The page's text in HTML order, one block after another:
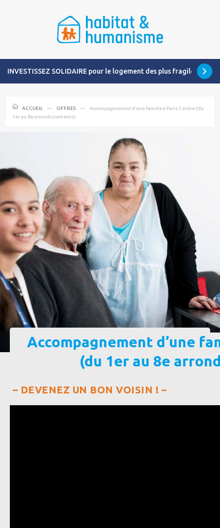
INVESTISSEZ SOLIDAIRE pour le logement des plus fragiles
ACCUEIL OFFRES
Accompagnement d’une famille à Paris Centre (du
1er au 8e arrondissements)
Accompagnement d’une
(du 1er au 8e
– DEVENEZ UN BON VOISIN ! –